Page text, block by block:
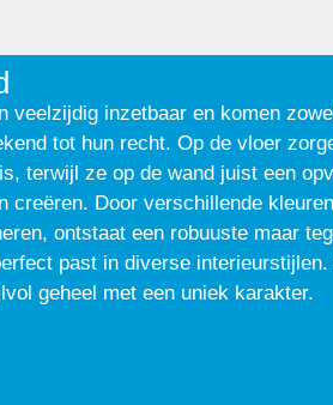
veelzijdig inzetbaar en komen
tot hun recht. Op de vloer
terwijl ze op de wand juist een
creëren. Door verschillende
ontstaat een robuuste maar
past in diverse
geheel met een uniek karakter.